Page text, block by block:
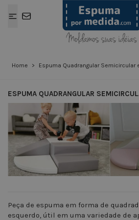
Home > Espuma Quadrangular Semicircular
ESPUMA QUADRANGULAR
View larger image
Peça de espuma em forma de
esquerdo, útil em uma variedade de